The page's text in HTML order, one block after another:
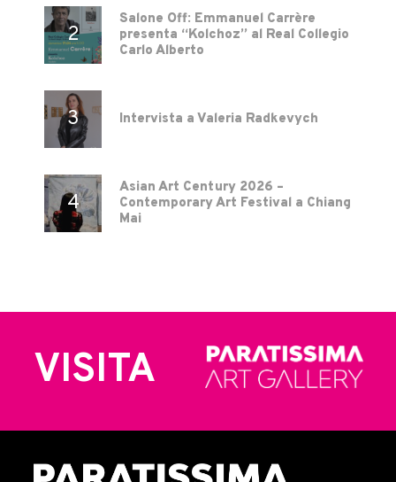
Salone Off: Emmanuel Carrère
presenta “Kolchoz” al Real Collegio
Carlo Alberto
Intervista a Valeria Radkevych
Asian Art Century 2026 –
Contemporary Art Festival a Chiang
Mai
VISITA